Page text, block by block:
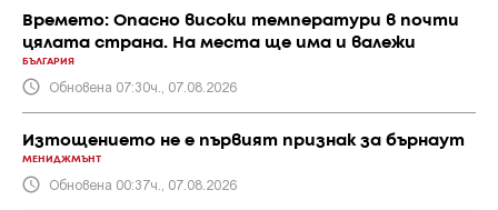
Времето: Опасно високи температури в почти
цялата страна. На места ще има и валежи
БЪЛГАРИЯ
Обновена 07:30ч., 07.08.2026
Изтощението не е първият признак за бърнаут
МЕНИДЖМЪНТ
Обновена 00:37ч., 07.08.2026